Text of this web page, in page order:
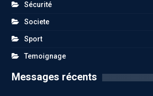
Sécurité
Societe
Sport
Temoignage
Messages récents